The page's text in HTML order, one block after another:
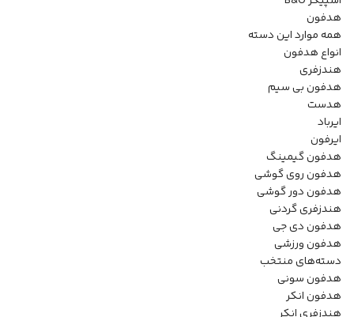
هدفون
همه موارد این دسته
انواع هدفون
هندزفری
هدفون بی سیم
هدست
ایرباد
ایرفون
هدفون گیمینگ
هدفون روی گوشی
هدفون دور گوشی
هندزفری گردنی
هدفون دی جی
هدفون ورزشی
دسته‌های منتخب
هدفون سونی
هدفون انکر